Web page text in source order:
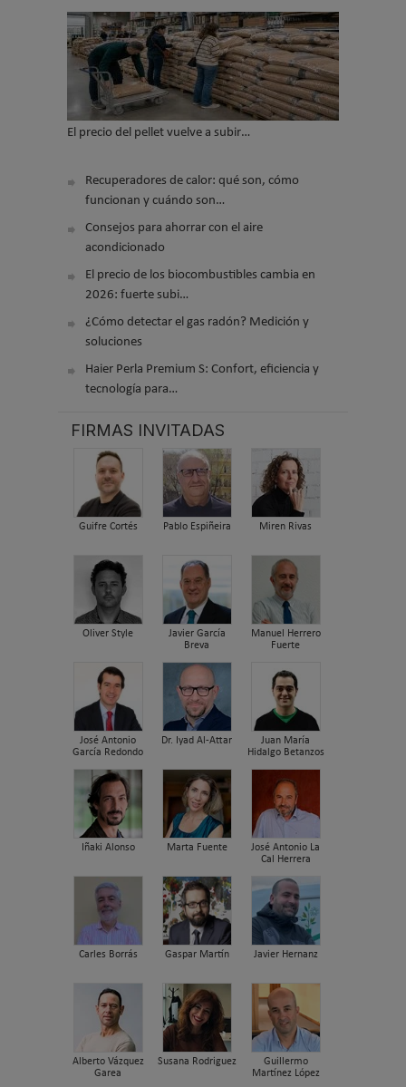
El precio del pellet vuelve a subir…
Recuperadores de calor: qué son, cómo
funcionan y cuándo son…
Consejos para ahorrar con el aire
acondicionado
El precio de los biocombustibles cambia en
2026: fuerte subi…
¿Cómo detectar el gas radón? Medición y
soluciones
Haier Perla Premium S: Confort, eficiencia y
tecnología para…
FIRMAS INVITADAS
Guifre Cortés Pablo Espiñeira Miren Rivas
Oliver Style
Javier García
Breva
Manuel Herrero
Fuerte
José Antonio
García Redondo
Dr. Iyad Al-Attar
Juan María
Hidalgo Betanzos
Iñaki Alonso Marta Fuente
José Antonio La
Cal Herrera
Carles Borrás Gaspar Martín Javier Hernanz
Alberto Vázquez
Garea
Susana Rodriguez
Guillermo
Martínez López